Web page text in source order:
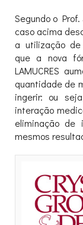
Segundo o
caso acima
a utilização
que a nova
LAMUCRES
quantidade de
ingerir: ou
interação
eliminação de
mesmos